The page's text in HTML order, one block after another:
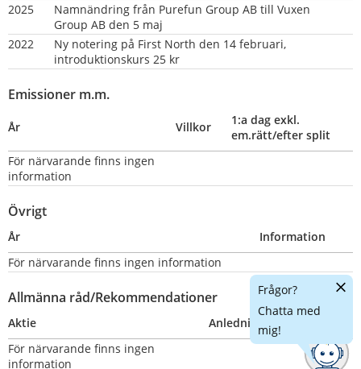
2025
Namnändring från Purefun Group AB till Vuxen
Group AB den 5 maj
2022
Ny notering på First North den 14 februari,
introduktionskurs 25 kr
Emissioner m.m.
År Villkor
1:a dag exkl.
em.rätt/efter split
För närvarande finns ingen
information
Övrigt
År
Information
För närvarande finns ingen information
Allmänna råd/Rekommendationer
Aktie Anledning
För närvarande finns ingen
information
Frågor?
Chatta med
mig!
Dölj